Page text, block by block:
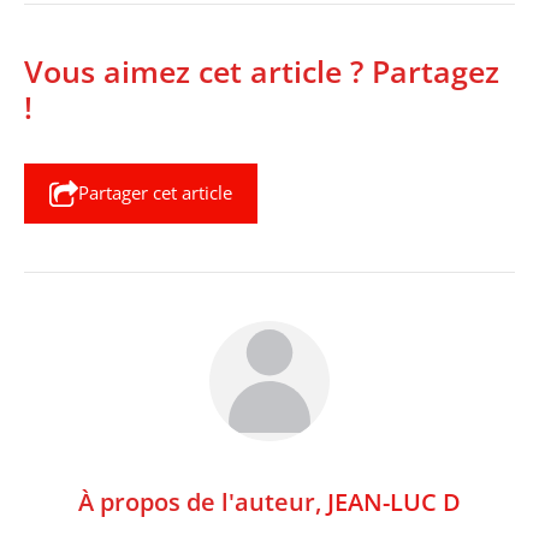
Vous aimez cet article ? Partagez
!
Partager cet article
À propos de l'auteur, JEAN-LUC D